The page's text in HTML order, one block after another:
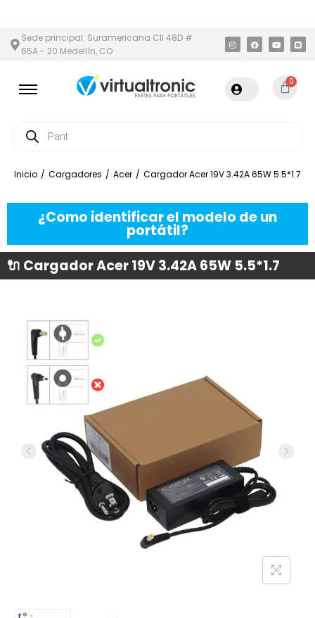
Sede principal: Suramericana Cll 48D #
65A - 20 Medellín, CO
0
Inicio / Cargadores / Acer / Cargador Acer 19V 3.42A 65W 5.5*1.7
¿Como identificar el modelo de un
portátil?
🔌 Cargador Acer 19V 3.42A 65W 5.5*1.7